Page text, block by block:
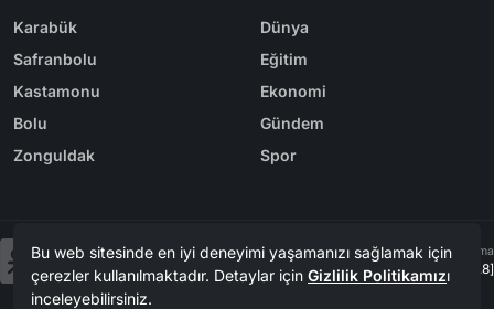
Karabük
Safranbolu
Kastamonu
Bolu
Zonguldak
Dünya
Eğitim
Ekonomi
Gündem
Spor
Tasarım & Yazılım
KeremER
Tema
Mevzu² [v1.3.8]
Bu web sitesinde en iyi deneyimi yaşamanızı sağlamak için
çerezler kullanılmaktadır. Detaylar için Gizlilik Politikamızı
inceleyebilirsiniz.